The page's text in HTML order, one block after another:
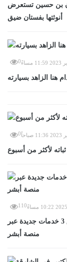
بن حسين تستعرض
أنوثتها بفستان ضيق
0
الزاهد بسيارته
0
لأكثر من أسبوع
110
الجوازات السعودية تواصل رقمنة الخدمات وتطلق 3 خدمات جديدة عبر
منصة أبشر